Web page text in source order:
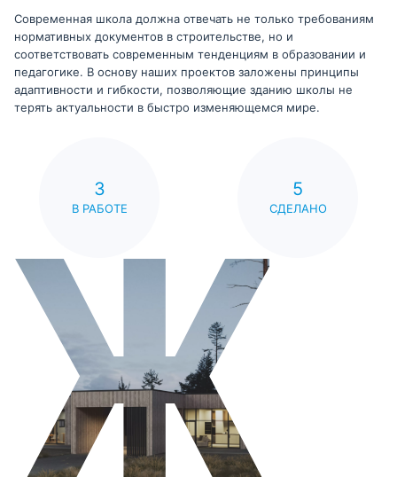
Современная школа должна отвечать не только требованиям
нормативных документов в строительстве, но и
соответствовать современным тенденциям в образовании и
педагогике. В основу наших проектов заложены принципы
адаптивности и гибкости, позволяющие зданию школы не
терять актуальности в быстро изменяющемся мире.
3
В РАБОТЕ
5
СДЕЛАНО